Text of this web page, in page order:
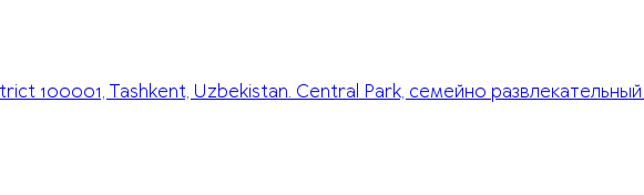
100001, Tashkent, Uzbekistan. Central Park, семейно